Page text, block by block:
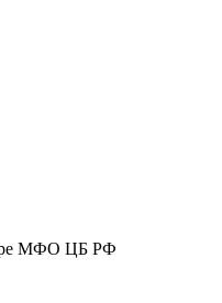
МФО ЦБ РФ